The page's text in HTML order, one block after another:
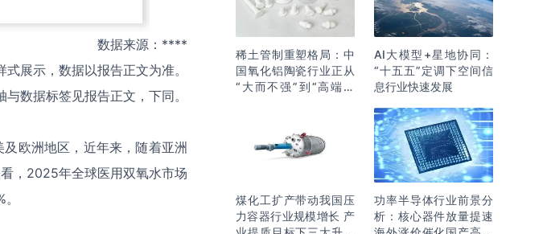
数据来源：****
式展示，数据以报告正文为准。
与数据标签见报告正文，下同。
欧洲地区，近年来，随着亚洲
，2025年全球医用双氧水市场
稀土管制重塑格局：中
国氧化铝陶瓷行业正从
“大而不强”到“高端突
AI大模型+星地协同：
“十五五”定调下空间信
息行业快速发展
煤化工扩产带动我国压
力容器行业规模增长 产
功率半导体行业前景分
析：核心器件放量提速